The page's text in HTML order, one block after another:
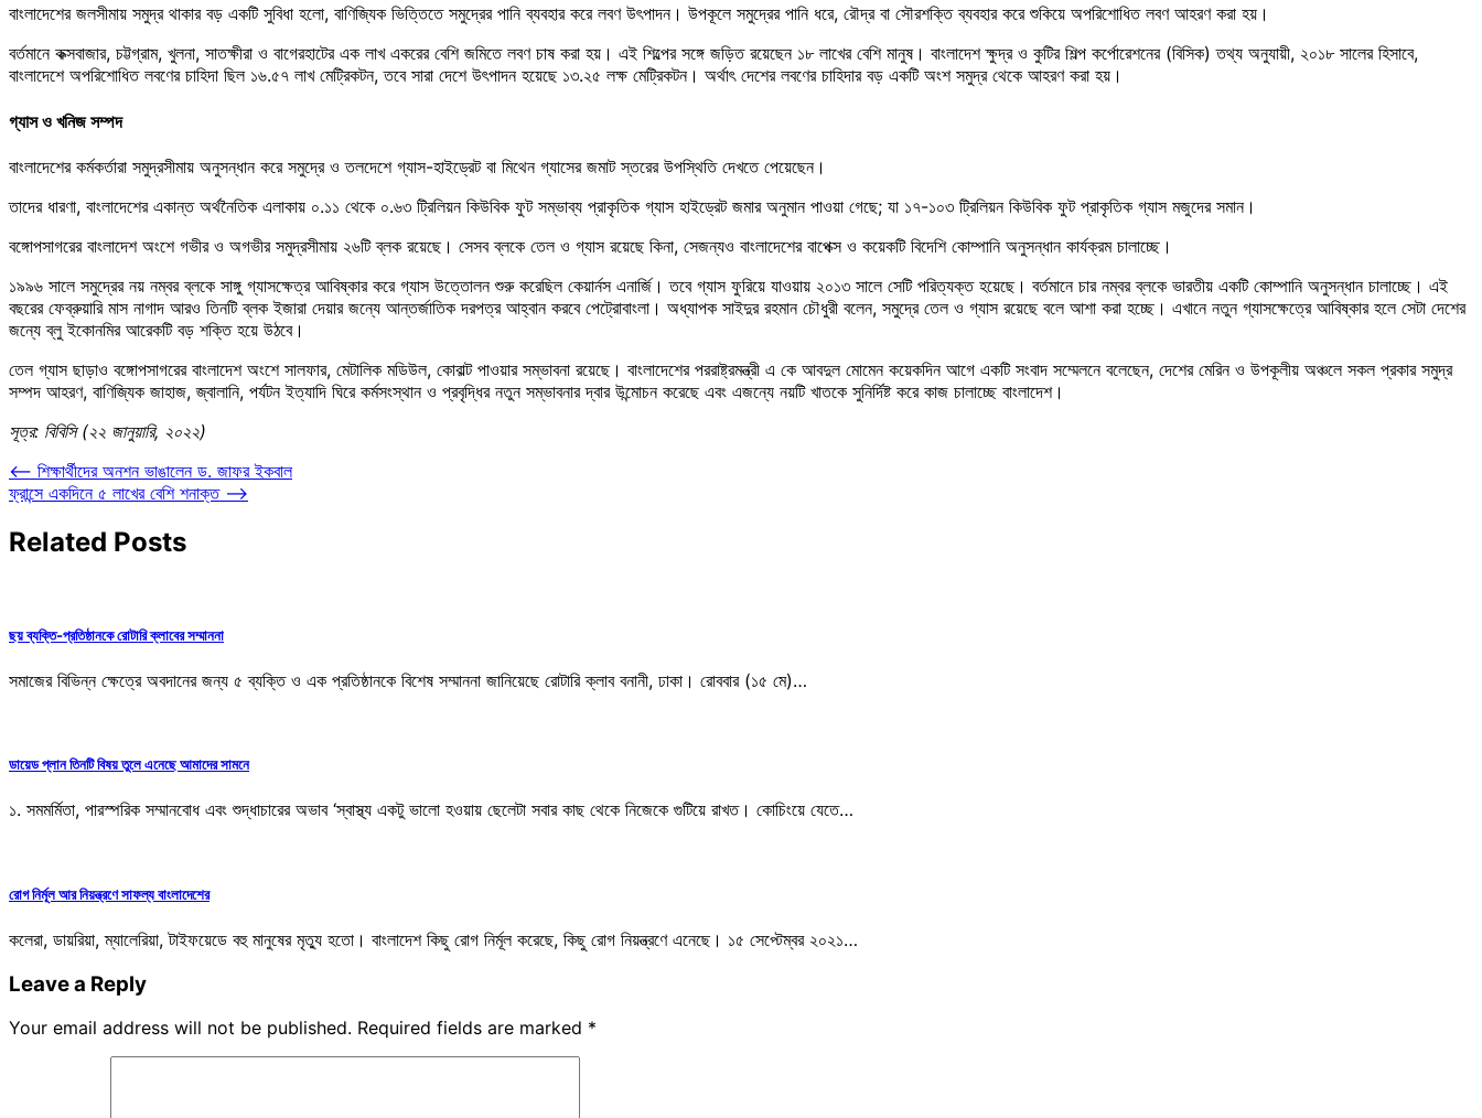
বাংলাদেশের জলসীমায় সমুদ্র থাকার বড় একটি সুবিধা হলো, বাণিজ্যিক ভিত্তিতে সমুদ্রের পানি ব্যবহার করে লবণ উৎপাদন। উপকূলে সমুদ্রের পানি ধরে, রৌদ্র বা সৌরশক্তি ব্যবহার করে শুকিয়ে অপরিশোধিত লবণ আহরণ করা হয়।
বর্তমানে কক্সবাজার, চট্টগ্রাম, খুলনা, সাতক্ষীরা ও বাগেরহাটের এক লাখ একরের বেশি জমিতে লবণ চাষ করা হয়। এই শিল্পের সঙ্গে জড়িত রয়েছেন ১৮ লাখের বেশি মানুষ। বাংলাদেশ ক্ষুদ্র ও কুটির শিল্প কর্পোরেশনের (বিসিক) তথ্য অনুযায়ী, ২০১৮ সালের হিসাবে,
বাংলাদেশে অপরিশোধিত লবণের চাহিদা ছিল ১৬.৫৭ লাখ মেট্রিকটন, তবে সারা দেশে উৎপাদন হয়েছে ১৩.২৫ লক্ষ মেট্রিকটন। অর্থাৎ দেশের লবণের চাহিদার বড় একটি অংশ সমুদ্র থেকে আহরণ করা হয়।
গ্যাস ও খনিজ সম্পদ
বাংলাদেশের কর্মকর্তারা সমুদ্রসীমায় অনুসন্ধান করে সমুদ্রে ও তলদেশে গ্যাস-হাইড্রেট বা মিথেন গ্যাসের জমাট স্তরের উপস্থিতি দেখতে পেয়েছেন।
তাদের ধারণা, বাংলাদেশের একান্ত অর্থনৈতিক এলাকায় ০.১১ থেকে ০.৬৩ ট্রিলিয়ন কিউবিক ফুট সম্ভাব্য প্রাকৃতিক গ্যাস হাইড্রেট জমার অনুমান পাওয়া গেছে; যা ১৭-১০৩ ট্রিলিয়ন কিউবিক ফুট প্রাকৃতিক গ্যাস মজুদের সমান।
বঙ্গোপসাগরের বাংলাদেশ অংশে গভীর ও অগভীর সমুদ্রসীমায় ২৬টি ব্লক রয়েছে। সেসব ব্লকে তেল ও গ্যাস রয়েছে কিনা, সেজন্যও বাংলাদেশের বাপেক্স ও কয়েকটি বিদেশি কোম্পানি অনুসন্ধান কার্যক্রম চালাচ্ছে।
১৯৯৬ সালে সমুদ্রের নয় নম্বর ব্লকে সাঙ্গু গ্যাসক্ষেত্র আবিষ্কার করে গ্যাস উত্তোলন শুরু করেছিল কেয়ার্নস এনার্জি। তবে গ্যাস ফুরিয়ে যাওয়ায় ২০১৩ সালে সেটি পরিত্যক্ত হয়েছে। বর্তমানে চার নম্বর ব্লকে ভারতীয় একটি কোম্পানি অনুসন্ধান চালাচ্ছে। এই
বছরের ফেব্রুয়ারি মাস নাগাদ আরও তিনটি ব্লক ইজারা দেয়ার জন্যে আন্তর্জাতিক দরপত্র আহ্বান করবে পেট্রোবাংলা। অধ্যাপক সাইদুর রহমান চৌধুরী বলেন, সমুদ্রে তেল ও গ্যাস রয়েছে বলে আশা করা হচ্ছে। এখানে নতুন গ্যাসক্ষেত্রে আবিষ্কার হলে সেটা দেশের
জন্যে ব্লু ইকোনমির আরেকটি বড় শক্তি হয়ে উঠবে।
তেল গ্যাস ছাড়াও বঙ্গোপসাগরের বাংলাদেশ অংশে সালফার, মেটালিক মডিউল, কোবাল্ট পাওয়ার সম্ভাবনা রয়েছে। বাংলাদেশের পররাষ্ট্রমন্ত্রী এ কে আবদুল মোমেন কয়েকদিন আগে একটি সংবাদ সম্মেলনে বলেছেন, দেশের মেরিন ও উপকূলীয় অঞ্চলে সকল প্রকার সমুদ্র
সম্পদ আহরণ, বাণিজ্যিক জাহাজ, জ্বালানি, পর্যটন ইত্যাদি ঘিরে কর্মসংস্থান ও প্রবৃদ্ধির নতুন সম্ভাবনার দ্বার উন্মোচন করেছে এবং এজন্যে নয়টি খাতকে সুনির্দিষ্ট করে কাজ চালাচ্ছে বাংলাদেশ।
সূত্র: বিবিসি (২২ জানুয়ারি, ২০২২)
Post
navigation
⟵ শিক্ষার্থীদের অনশন ভাঙালেন ড. জাফর ইকবাল
ফ্রান্সে একদিনে ৫ লাখের বেশি শনাক্ত ⟶
Related Posts
ছয় ব্যক্তি-প্রতিষ্ঠানকে রোটারি ক্লাবের সম্মাননা
সমাজের বিভিন্ন ক্ষেত্রে অবদানের জন্য ৫ ব্যক্তি ও এক প্রতিষ্ঠানকে বিশেষ সম্মাননা জানিয়েছে রোটারি ক্লাব বনানী, ঢাকা। রোববার (১৫ মে)…
ডায়েড প্লান তিনটি বিষয় তুলে এনেছে আমাদের সামনে
১. সমমর্মিতা, পারস্পরিক সম্মানবোধ এবং শুদ্ধাচারের অভাব ‘স্বাস্থ্য একটু ভালো হওয়ায় ছেলেটা সবার কাছ থেকে নিজেকে গুটিয়ে রাখত। কোচিংয়ে যেতে…
রোগ নির্মূল আর নিয়ন্ত্রণে সাফল্য বাংলাদেশের
কলেরা, ডায়রিয়া, ম্যালেরিয়া, টাইফয়েডে বহু মানুষের মৃত্যু হতো। বাংলাদেশ কিছু রোগ নির্মূল করেছে, কিছু রোগ নিয়ন্ত্রণে এনেছে। ১৫ সেপ্টেম্বর ২০২১…
Leave a Reply
Your email address will not be published. Required fields are marked *